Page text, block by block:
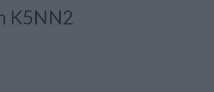
K5NN2